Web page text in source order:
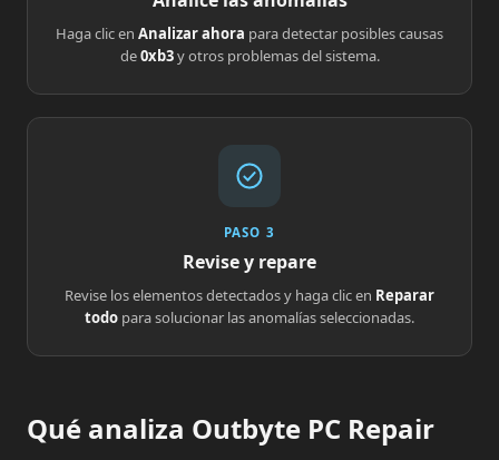
Haga clic en Analizar ahora para detectar posibles causas
de0xb3y otros problemas del sistema.
PASO 3
Revise y repare
Revise los elementos detectados y haga clic en Reparar
todo para solucionar las anomalías seleccionadas.
Qué analiza Outbyte PC Repair